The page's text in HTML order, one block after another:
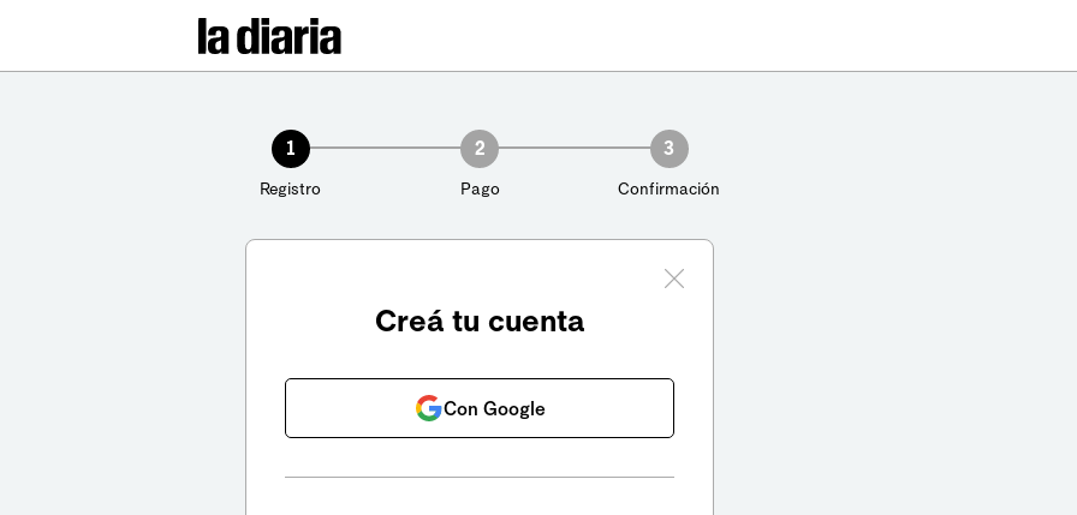
1
Registro
2
Pago
3
Confirmación
Creá tu cuenta
Con Google